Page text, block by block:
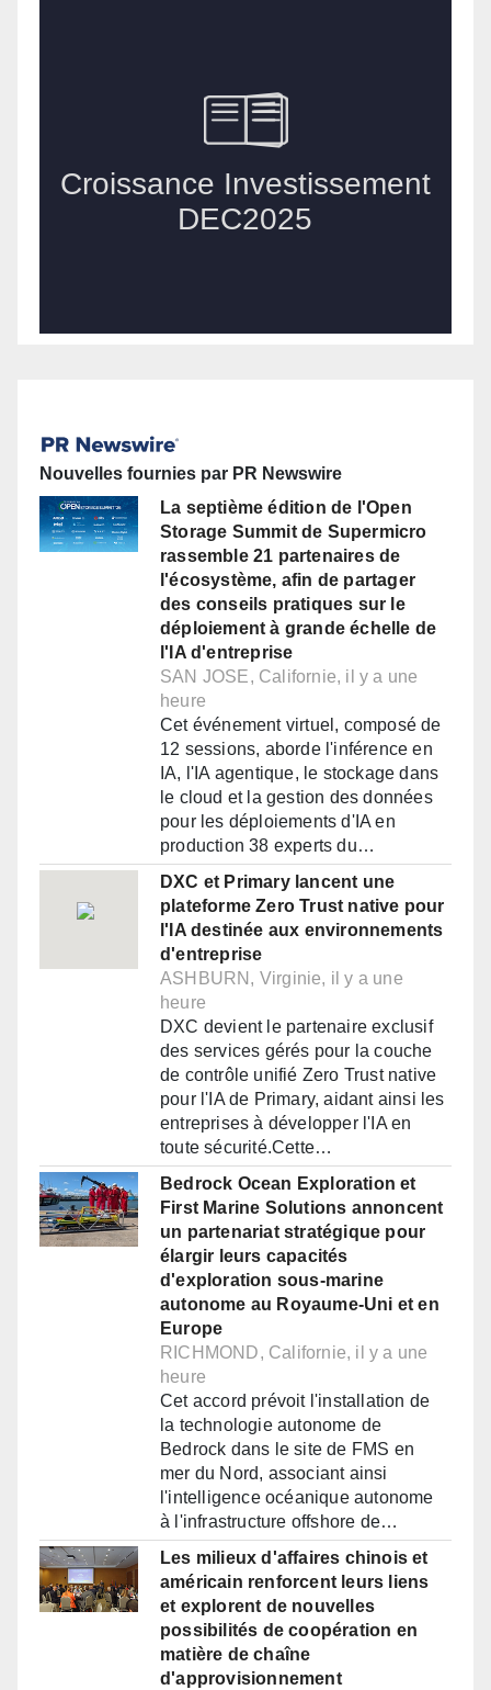
Nouvelles fournies par PR Newswire
La septième édition de l'Open
Storage Summit de Supermicro
rassemble 21 partenaires de
l'écosystème, afin de partager
des conseils pratiques sur le
déploiement à grande échelle de
l'IA d'entreprise
SAN JOSE, Californie, il y a une
heure
Cet événement virtuel, composé de
12 sessions, aborde l'inférence en
IA, l'IA agentique, le stockage dans
le cloud et la gestion des données
pour les déploiements d'IA en
production 38 experts du…
DXC et Primary lancent une
plateforme Zero Trust native pour
l'IA destinée aux environnements
d'entreprise
ASHBURN, Virginie, il y a une
heure
DXC devient le partenaire exclusif
des services gérés pour la couche
de contrôle unifié Zero Trust native
pour l'IA de Primary, aidant ainsi les
entreprises à développer l'IA en
toute sécurité.Cette…
Bedrock Ocean Exploration et
First Marine Solutions annoncent
un partenariat stratégique pour
élargir leurs capacités
d'exploration sous-marine
autonome au Royaume-Uni et en
Europe
RICHMOND, Californie, il y a une
heure
Cet accord prévoit l'installation de
la technologie autonome de
Bedrock dans le site de FMS en
mer du Nord, associant ainsi
l'intelligence océanique autonome
à l'infrastructure offshore de…
Les milieux d'affaires chinois et
américain renforcent leurs liens
et explorent de nouvelles
possibilités de coopération en
matière de chaîne
d'approvisionnement